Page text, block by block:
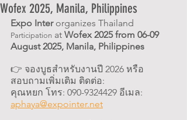
Wofex 2025, Manila, Philippines
Expo Inter organizes Thailand
Participation at Wofex 2025 from 06-09
August 2025, Manila, Philippines
👉 จองบูธสำหรับงานปี 2026 หรือ
สอบถามเพิ่มเติม ติดต่อ:
คุณหยก โทร: 090-9324429 อีเมล:
aphaya@expointer.net